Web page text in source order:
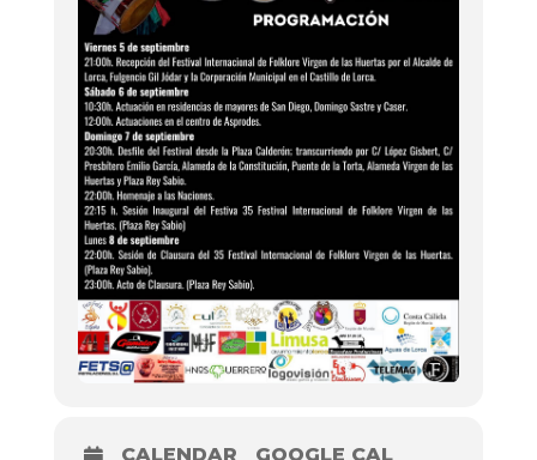
CALENDAR GOOGLE CAL